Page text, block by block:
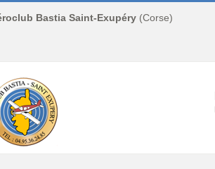
Bastia Saint-Exupéry (Corse)